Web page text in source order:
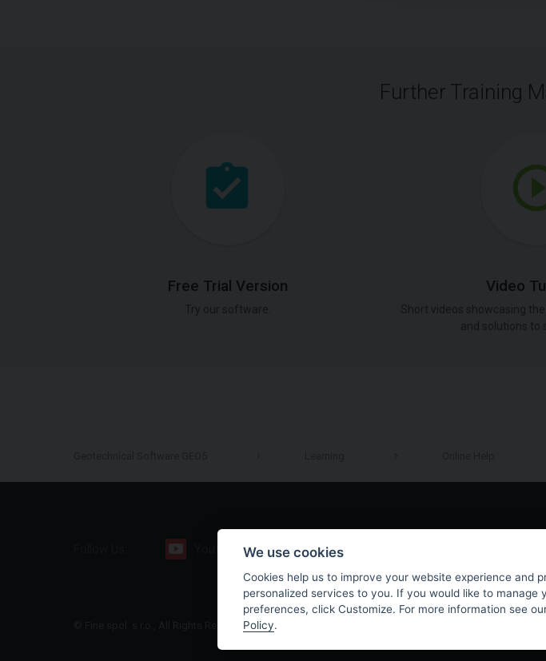
Further Training
Free Trial Version Video
Facebook
© Fine spol. s r.o., All Rights Reserved |Sitemap
We use cookies
Cookies help us to improve your website experience and
personalized services to you. If you would like to manage
preferences, click Customize. For more information see
Policy.